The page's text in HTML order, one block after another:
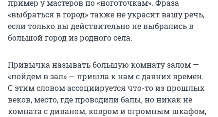
пример у мастеров по «ноготочкам». Фраза
«выбраться в город» также не украсит вашу речь,
если только вы действительно не выбрались в
большой город из родного села.
Привычка называть большую комнату залом —
«пойдем в зал» — пришла к нам с давних времен.
C этим словом ассоциируется что-то из прошлых
веков, место, где проводили балы, но никак не
комната с диваном, ковром и огромным шкафом,